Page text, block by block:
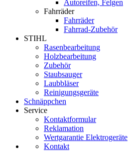
Autoreifen, Felgen
Fahrräder
Fahrräder
Fahrrad-Zubehör
STIHL
Rasenbearbeitung
Holzbearbeitung
Zubehör
Staubsauger
Laubbläser
Reinigungsgeräte
Schnäppchen
Service
Kontaktformular
Reklamation
Wertgarantie Elektrogeräte
Kontakt